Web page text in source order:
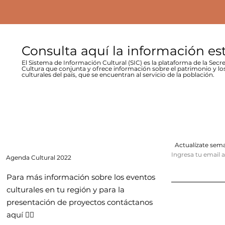
Consulta aquí la información
El Sistema de Información Cultural (SIC) es la plataforma de la
Cultura que conjunta y ofrece información sobre el patrimonio y
culturales del país, que se encuentran al servicio de la población.
Agenda Cultural 2022
Para más información sobre los eventos
culturales en tu región y para la
presentación de proyectos contáctanos
aquí 👇🏻
Actualízate
Ingresa tu email